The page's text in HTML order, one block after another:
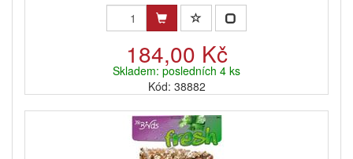
184,00 Kč
Skladem: posledních 4 ks
Kód: 38882